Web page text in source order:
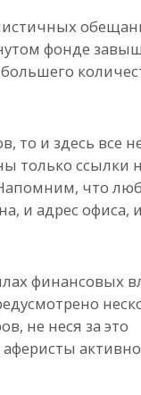
фонде
то и здесь все
только ссылки
что
и адрес офиса, и
финансовых
не неся за это
активно